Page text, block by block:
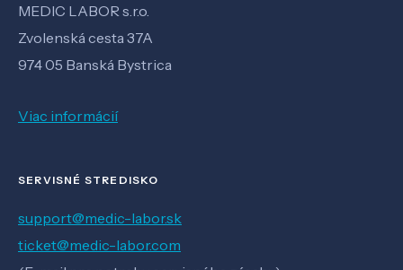
MEDIC LABOR s.r.o.
Zvolenská cesta 37A
974 05 Banská Bystrica
Viac informácií
SERVISNÉ STREDISKO
support@medic-labor.sk
ticket@medic-labor.com